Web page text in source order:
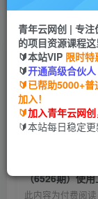
首页 创业课程
（6526期）
详细实操演示
青年云网创
2年前发布
此内容为付费阅
青年云网创 | 专
的项目资源课程这
🔰本站VIP 限时特
🔰开通高级合伙
🔰已帮助5000+
加入！
🔰加入青年云网
🔰本站每日稳定